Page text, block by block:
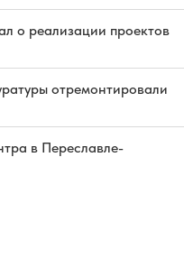
о реализации проектов
отремонтировали
в Переславле-